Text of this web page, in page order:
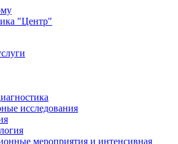
исследования
мероприятия и интенсивная